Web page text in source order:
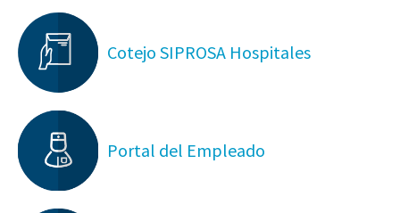
Cotejo SIPROSA Hospitales
Portal del Empleado